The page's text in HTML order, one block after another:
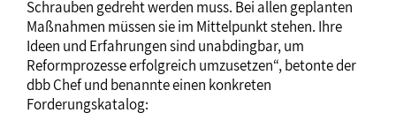
Schrauben gedreht werden muss. Bei allen geplanten
Maßnahmen müssen sie im Mittelpunkt stehen. Ihre
Ideen und Erfahrungen sind unabdingbar, um
Reformprozesse erfolgreich umzusetzen“, betonte der
dbb Chef und benannte einen konkreten
Forderungskatalog: